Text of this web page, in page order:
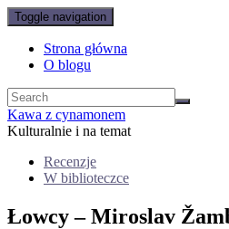
Toggle navigation
Strona główna
O blogu
Kawa z cynamonem
Kulturalnie i na temat
Recenzje
W biblioteczce
Łowcy – Miroslav